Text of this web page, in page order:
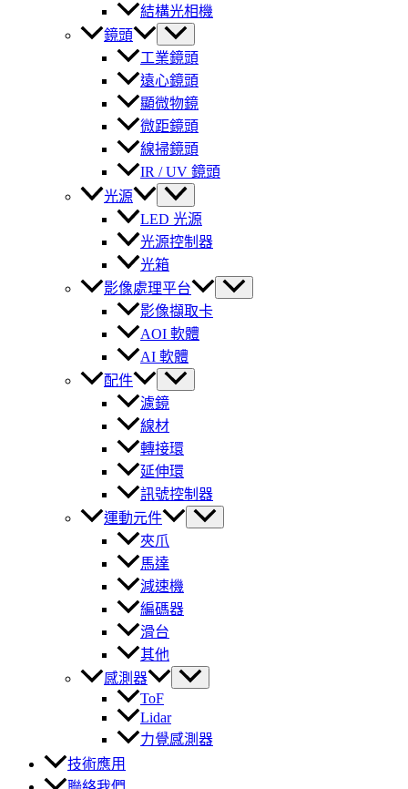
結構光相機
鏡頭
工業鏡頭
遠心鏡頭
顯微物鏡
微距鏡頭
線掃鏡頭
IR / UV 鏡頭
光源
LED 光源
光源控制器
光箱
影像處理平台
影像擷取卡
AOI 軟體
AI 軟體
配件
濾鏡
線材
轉接環
延伸環
訊號控制器
運動元件
夾爪
馬達
減速機
編碼器
滑台
其他
感測器
ToF
Lidar
力覺感測器
技術應用